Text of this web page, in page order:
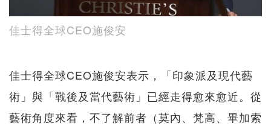
佳士得全球CEO施俊安
佳士得全球CEO施俊安表示，「印象派及現代藝
術」與「戰後及當代藝術」已經走得愈來愈近。從
藝術角度來看，不了解前者（莫內、梵高、畢加索